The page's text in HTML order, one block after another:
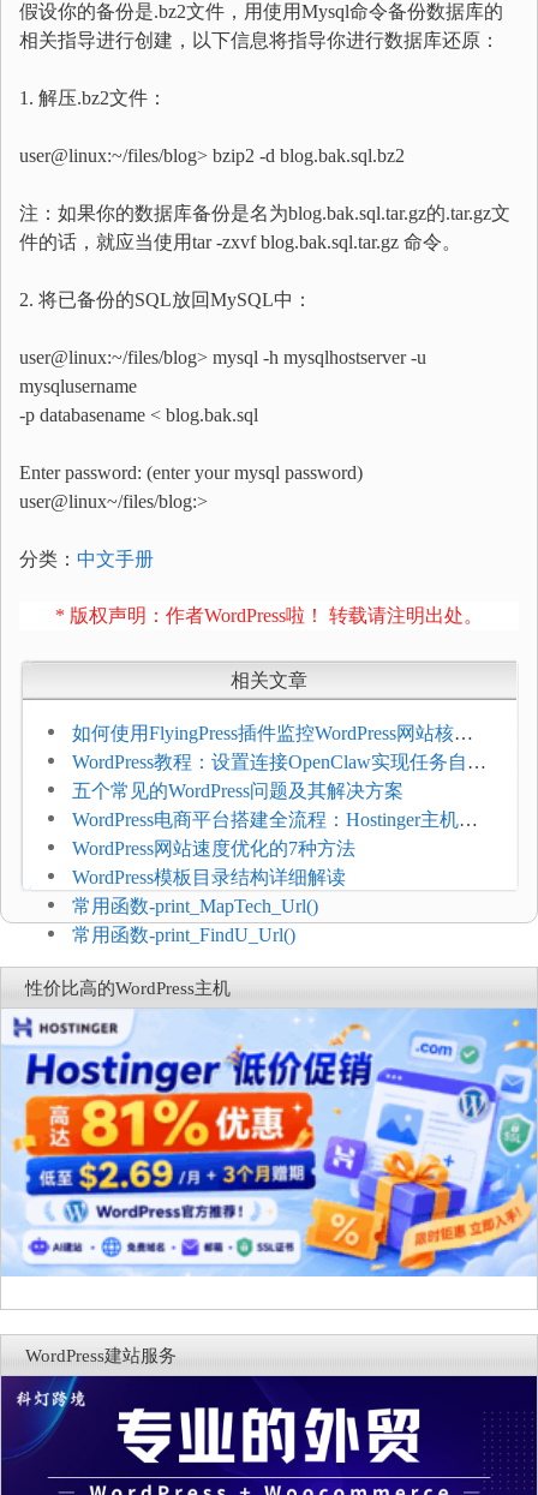
假设你的备份是.bz2文件，用使用Mysql命令备份数据库的
相关指导进行创建，以下信息将指导你进行数据库还原：
1. 解压.bz2文件：
user@linux:~/files/blog> bzip2 -d blog.bak.sql.bz2
注：如果你的数据库备份是名为blog.bak.sql.tar.gz的.tar.gz文
件的话，就应当使用tar -zxvf blog.bak.sql.tar.gz 命令。
2. 将已备份的SQL放回MySQL中：
user@linux:~/files/blog> mysql -h mysqlhostserver -u
mysqlusername
-p databasename < blog.bak.sql
Enter password: (enter your mysql password)
user@linux~/files/blog:>
分类： 中文手册
* 版权声明：作者WordPress啦！ 转载请注明出处。
相关文章
如何使用FlyingPress插件监控WordPress网站核心
网页指标（CWV）
WordPress教程：设置连接OpenClaw实现任务自动
化
五个常见的WordPress问题及其解决方案
WordPress电商平台搭建全流程：Hostinger主机一
键部署
WordPress网站速度优化的7种方法
WordPress模板目录结构详细解读
常用函数-print_MapTech_Url()
常用函数-print_FindU_Url()
性价比高的WordPress主机
WordPress建站服务